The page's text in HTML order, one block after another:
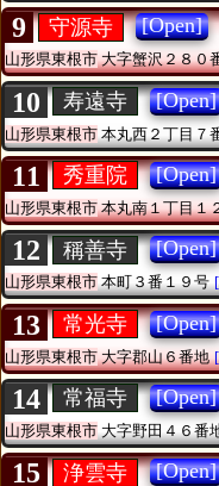
9 守源寺 [Open]
山形県東根市大字蟹沢２８０
10 寿遠寺 [Open]
山形県東根市 本丸西２丁目７
11 秀重院 [Open]
山形県東根市本丸南１丁目１
12 稱善寺 [Open]
山形県東根市本町３番１９号
13 常光寺 [Open]
山形県東根市大字郡山６番地
14 常福寺 [Open]
山形県東根市 大字野田４６番
15 浄雲寺 [Open]